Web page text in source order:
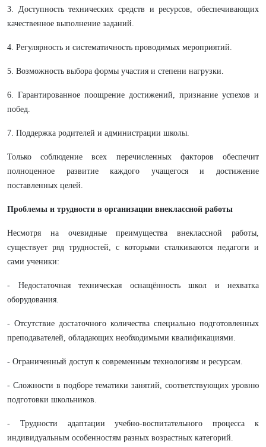
3. Доступность технических средств и ресурсов, обеспечивающих
качественное выполнение заданий.
4. Регулярность и систематичность проводимых мероприятий.
5. Возможность выбора формы участия и степени нагрузки.
6. Гарантированное поощрение достижений, признание успехов и
побед.
7. Поддержка родителей и администрации школы.
Только соблюдение всех перечисленных факторов обеспечит
полноценное развитие каждого учащегося и достижение
поставленных целей.
Проблемы и трудности в организации внеклассной работы
Несмотря на очевидные преимущества внеклассной работы,
существует ряд трудностей, с которыми сталкиваются педагоги и
сами ученики:
- Недостаточная техническая оснащённость школ и нехватка
оборудования.
- Отсутствие достаточного количества специально подготовленных
преподавателей, обладающих необходимыми квалификациями.
- Ограниченный доступ к современным технологиям и ресурсам.
- Сложности в подборе тематики занятий, соответствующих уровню
подготовки школьников.
- Трудности адаптации учебно-воспитательного процесса к
индивидуальным особенностям разных возрастных категорий.